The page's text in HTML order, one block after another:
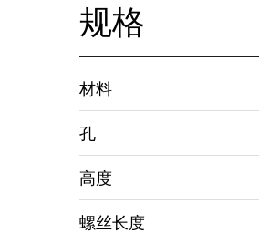
规格
材料
孔
高度
螺丝长度